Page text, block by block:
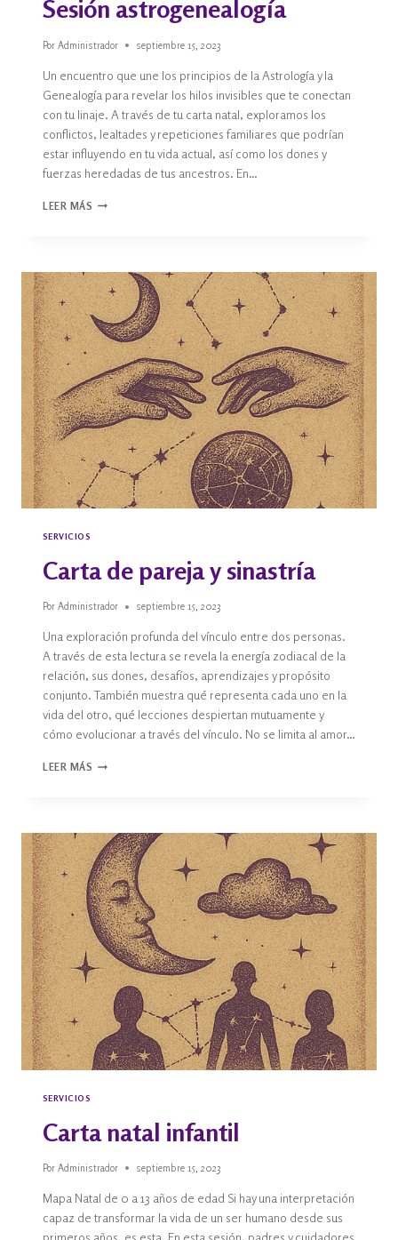
Sesión astrogenealogía
Por Administrador septiembre 15, 2023
Un encuentro que une los principios de la Astrología y la
Genealogía para revelar los hilos invisibles que te conectan
con tu linaje. A través de tu carta natal, exploramos los
conflictos, lealtades y repeticiones familiares que podrían
estar influyendo en tu vida actual, así como los dones y
fuerzas heredadas de tus ancestros. En…
LEER MÁS
SERVICIOS
Carta de pareja y sinastría
Por Administrador septiembre 15, 2023
Una exploración profunda del vínculo entre dos personas.
A través de esta lectura se revela la energía zodiacal de la
relación, sus dones, desafíos, aprendizajes y propósito
conjunto. También muestra qué representa cada uno en la
vida del otro, qué lecciones despiertan mutuamente y
cómo evolucionar a través del vínculo. No se limita al amor…
LEER MÁS
SERVICIOS
Carta natal infantil
Por Administrador septiembre 15, 2023
Mapa Natal de 0 a 13 años de edad Si hay una interpretación
capaz de transformar la vida de un ser humano desde sus
primeros años, es esta. En esta sesión, padres y cuidadores